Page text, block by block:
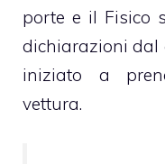
porte e il Fisico
dichiarazioni dal
iniziato a
vettura.